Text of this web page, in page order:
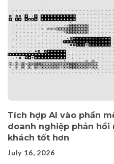
Tích hợp AI vào phần
doanh nghiệp phản hồi
khách tốt hơn
July 16, 2026